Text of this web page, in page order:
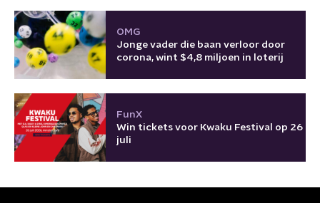
OMG
Jonge vader die baan verloor door
corona, wint $4,8 miljoen in loterij
FunX
Win tickets voor Kwaku Festival op 26
juli